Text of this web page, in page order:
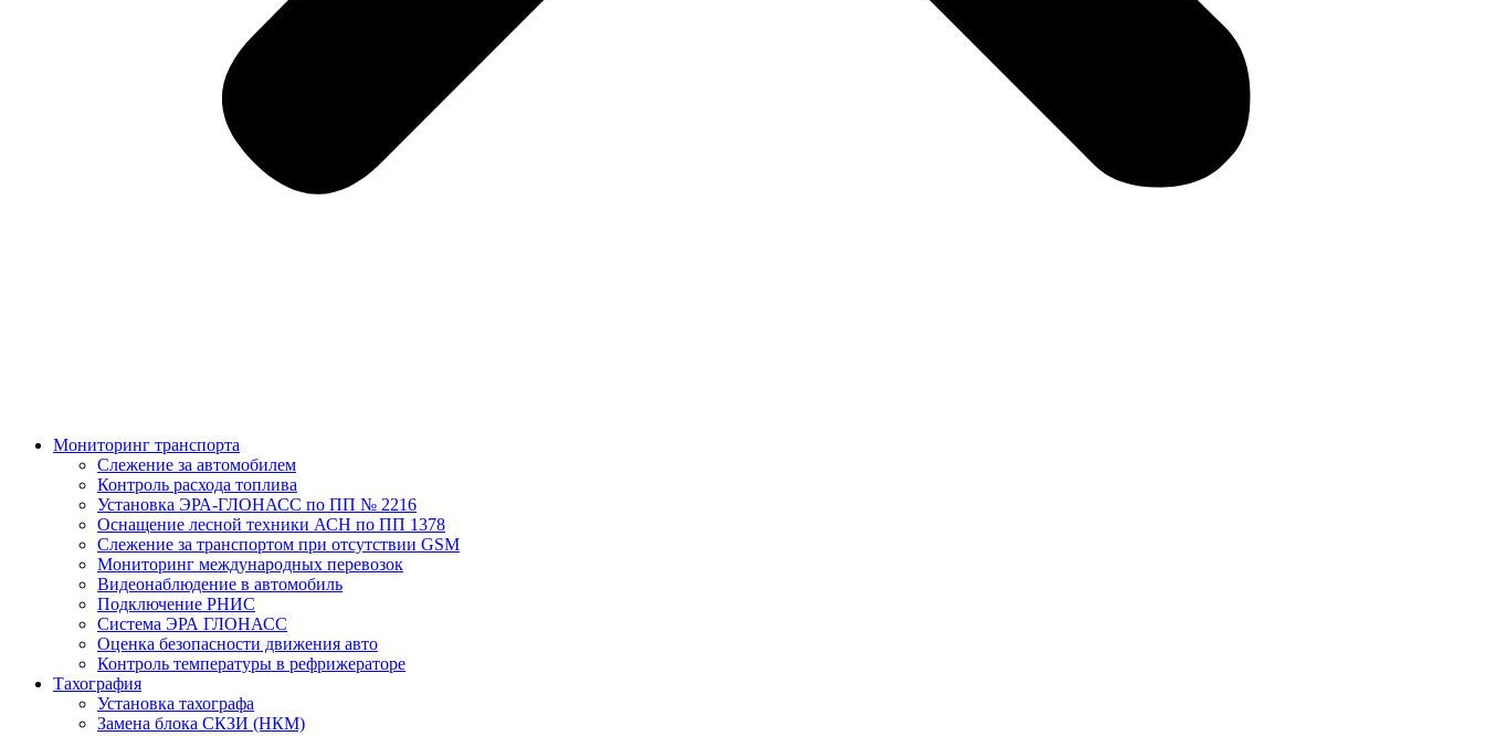
Мониторинг транспорта
Слежение за автомобилем
Контроль расхода топлива
Установка ЭРА-ГЛОНАСС по ПП № 2216
Оснащение лесной техники АСН по ПП 1378
Слежение за транспортом при отсутствии GSM
Мониторинг международных перевозок
Видеонаблюдение в автомобиль
Подключение РНИС
Система ЭРА ГЛОНАСС
Оценка безопасности движения авто
Контроль температуры в рефрижераторе
Тахография
Установка тахографа
Замена блока СКЗИ (НКМ)